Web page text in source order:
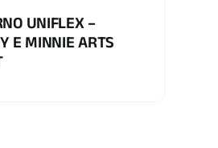
UNIFLEX –
E MINNIE ARTS